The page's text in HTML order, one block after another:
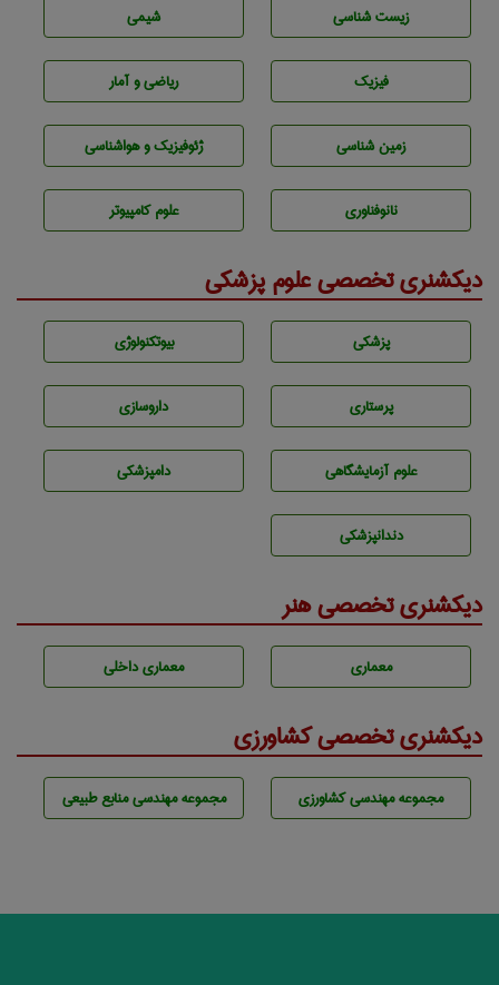
زيست شناسی شيمی
فیزیک ریاضی و آمار
زمين شناسی ژئوفيزيك و هواشناسی
نانوفناوری علوم کامپیوتر
دیکشنری تخصصی علوم پزشکی
پزشكی بيوتكنولوژی
پرستاری داروسازی
علوم آزمايشگاهی دامپزشكی
دندانپزشكی
دیکشنری تخصصی هنر
معماری معماری داخلی
دیکشنری تخصصی کشاورزی
مجموعه مهندسی كشاورزی مجموعه مهندسی منابع طبيعی